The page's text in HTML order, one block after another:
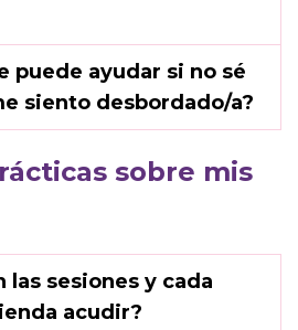
puede ayudar si no sé
siento desbordado/a?
sobre mis
las sesiones y cada
acudir?